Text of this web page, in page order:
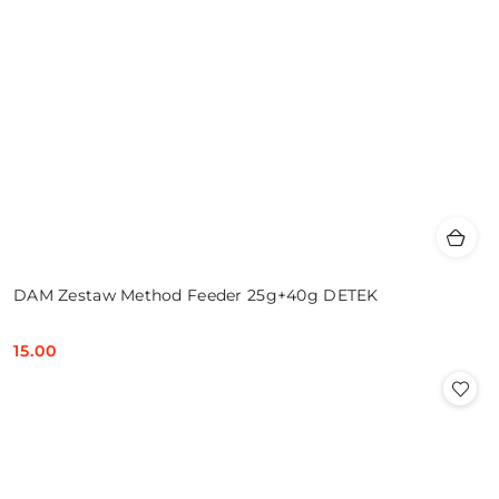
DAM Zestaw Method Feeder 25g+40g DETEK
Cena:
15.00